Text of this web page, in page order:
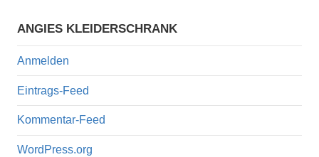
ANGIES KLEIDERSCHRANK
Anmelden
Eintrags-Feed
Kommentar-Feed
WordPress.org